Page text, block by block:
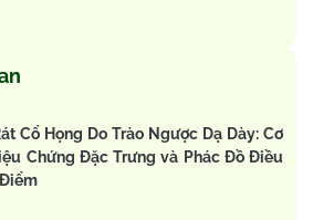
Cổ Họng Do Trào Ngược Dạ Dày: Cơ
Chứng Đặc Trưng và Phác Đồ Điều